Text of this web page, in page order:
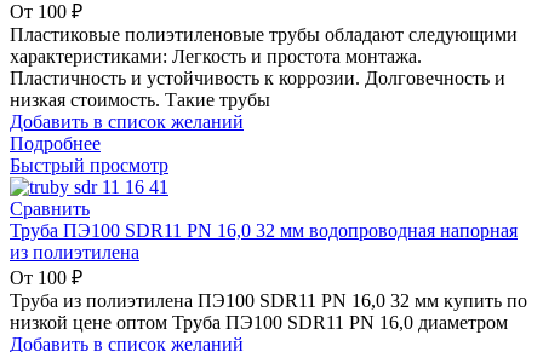
От 100 ₽
Пластиковые полиэтиленовые трубы обладают следующими
характеристиками: Легкость и простота монтажа.
Пластичность и устойчивость к коррозии. Долговечность и
низкая стоимость. Такие трубы
Добавить в список желаний
Подробнее
Быстрый просмотр
Сравнить
Труба ПЭ100 SDR11 PN 16,0 32 мм водопроводная напорная
из полиэтилена
От 100 ₽
Труба из полиэтилена ПЭ100 SDR11 PN 16,0 32 мм купить по
низкой цене оптом Труба ПЭ100 SDR11 PN 16,0 диаметром
Добавить в список желаний